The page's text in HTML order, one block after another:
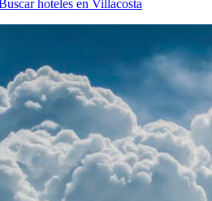
Buscar hoteles en Villacosta